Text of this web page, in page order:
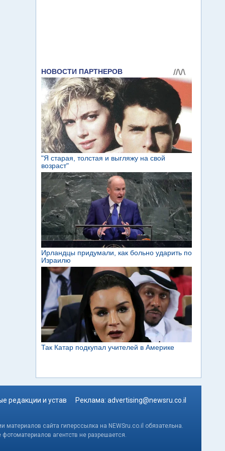
редакции и устав Реклама: advertising@newsru.co.il
сайта гиперссылка на NEWSru.co.il обязательна.
агентств не разрешается.